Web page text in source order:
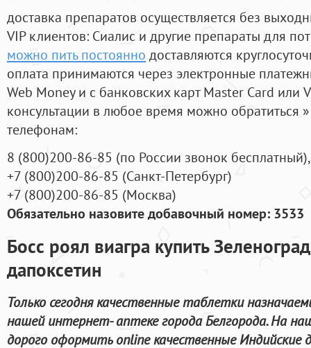
доставка препаратов осуществляется без
VIP клиентов: Сиалис и другие препараты для
можно пить постоянно доставляются
оплата принимаются через электронные
Web Money и с банковских карт Master Card или
консультации в любое время можно обратиться
телефонам:
8 (800)200-86-85 (по России звонок бесплатный),
+7 (800)200-86-85 (Санкт-Петербург)
+7 (800)200-86-85 (Москва)
Обязательно назовите добавочный номер: 3533
Босс роял виагра купить
дапоксетин
Только сегодня качественные таблетки
нашей интернет- аптеке города Белгорода. На
дорого оформить online качественные Индийские